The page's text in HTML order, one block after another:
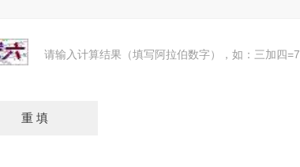
请输入计算结果（填写阿拉伯数字），如：三加四=7